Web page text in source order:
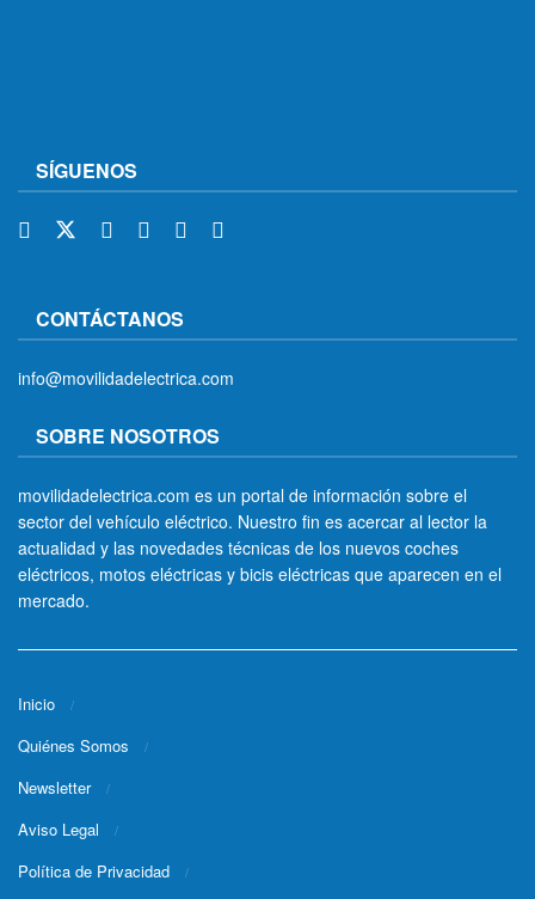
SÍGUENOS
CONTÁCTANOS
info@movilidadelectrica.com
SOBRE NOSOTROS
movilidadelectrica.com es un portal de información sobre el
sector del vehículo eléctrico. Nuestro fin es acercar al lector la
actualidad y las novedades técnicas de los nuevos coches
eléctricos, motos eléctricas y bicis eléctricas que aparecen en el
mercado.
Inicio
Quiénes Somos
Newsletter
Aviso Legal
Política de Privacidad